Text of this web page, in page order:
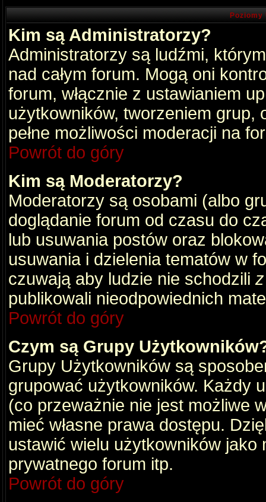
Kim są Administratorzy?
Administratorzy są ludźmi,
nad całym forum. Mogą oni
forum, włącznie z ustawianiem
użytkowników, tworzeniem grup,
pełne możliwości moderacji na
Powrót do góry
Kim są Moderatorzy?
Moderatorzy są osobami (albo
doglądanie forum od czasu do
lub usuwania postów oraz
usuwania i dzielenia tematów w
czuwają aby ludzie nie schodzili
publikowali nieodpowiednich
Powrót do góry
Czym są Grupy
Grupy Użytkowników są
grupować użytkowników. Każdy
(co przeważnie nie jest możliwe
mieć własne prawa dostępu.
ustawić wielu użytkowników
prywatnego forum itp.
Powrót do góry